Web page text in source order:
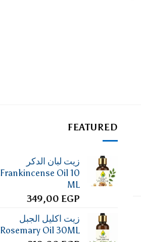
FEATURED
زيت لبان الدكر
Frankincense Oil 10
ML
349,00 EGP
زيت اكليل الجبل
Rosemary Oil 30ML